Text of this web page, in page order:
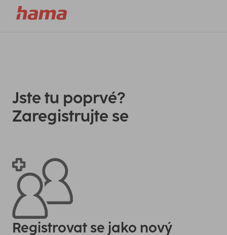
Jste tu poprvé?
Zaregistrujte se
Registrovat se jako nový